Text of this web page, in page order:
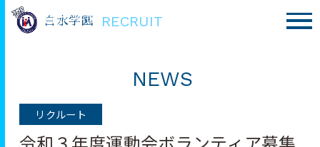
白水学園
NEWS
リクルート
白水学園 RECRUIT